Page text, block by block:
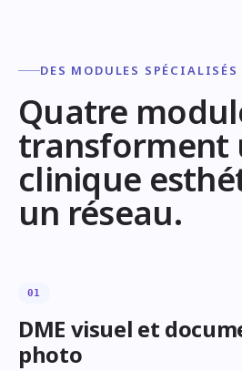
DES MODULES SPÉCIALISÉS
Quatre
transforment
clinique
un réseau.
01
DME visuel et
photo